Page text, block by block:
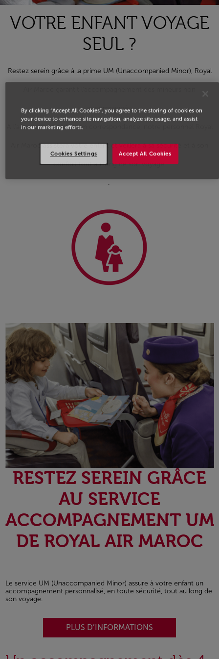
VOTRE ENFANT VOYAGE
SEUL ?
Restez serein grâce à la prime UM (Unaccompanied Minor), Royal
accompagnés.
A l'aéroport, à bord ou en correspondance, notre personnel Royal
Air Maroc assistera votre enfant et veillera à sa sécurité et à son
confort tout au long de son voyage.
.
RESTEZ SEREIN GRÂCE
AU SERVICE
ACCOMPAGNEMENT UM
DE ROYAL AIR MAROC
Le service UM (Unaccompanied Minor) assure à votre enfant un
accompagnement personnalisé, en toute sécurité, tout au long de
son voyage.
PLUS D’INFORMATIONS
By clicking “Accept All Cookies”, you agree to the storing of cookies on
your device to enhance site navigation, analyze site usage, and assist
in our marketing efforts.
Accept All Cookies
Cookies Settings